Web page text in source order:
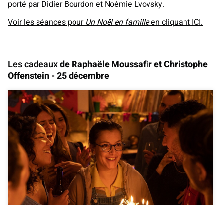
porté par Didier Bourdon et Noémie Lvovsky.
Voir les séances pourUn Noël en familleen cliquant ICI.
Les cadeauxde Raphaële Moussafir et Christophe
Offenstein - 25 décembre